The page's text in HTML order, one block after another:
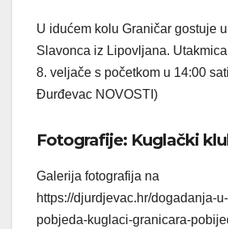
U idućem kolu Graničar gostuje
Slavonca iz Lipovljana.
8. veljače s početkom u 14:00
Đurđevac NOVOSTI)
Fotografije: Kuglački
Galerija fotografija na
https://djurdjevac.hr/dogadanja-
pobjeda-kuglaci-granicara-